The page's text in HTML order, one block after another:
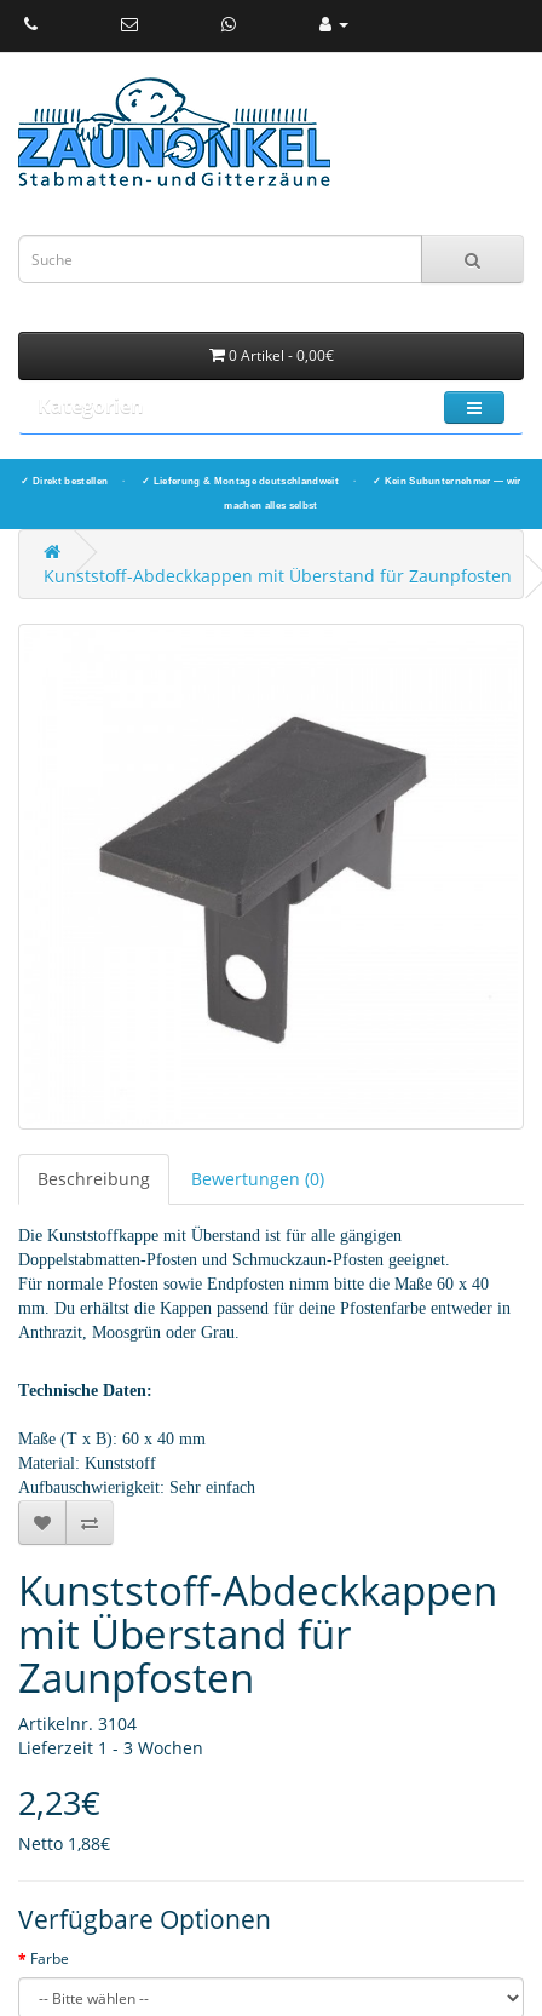
0 Artikel - 0,00€
Kategorien
✓ Direkt bestellen · ✓ Lieferung & Montage deutschlandweit · ✓ Kein Subunternehmer — wir
machen alles selbst
Kunststoff-Abdeckkappen mit Überstand für Zaunpfosten
Beschreibung Bewertungen (0)
Die Kunststoffkappe mit Überstand ist für alle gängigen
Doppelstabmatten-Pfosten und Schmuckzaun-Pfosten geeignet.
Für normale Pfosten sowie Endpfosten nimm bitte die Maße 60 x 40
mm. Du erhältst die Kappen passend für deine Pfostenfarbe entweder in
Anthrazit, Moosgrün oder Grau.
Technische Daten:
Maße (T x B): 60 x 40 mm
Material: Kunststoff
Aufbauschwierigkeit: Sehr einfach
Kunststoff-Abdeckkappen
mit Überstand für
Zaunpfosten
Artikelnr. 3104
Lieferzeit 1 - 3 Wochen
2,23€
Netto 1,88€
Verfügbare Optionen
Farbe